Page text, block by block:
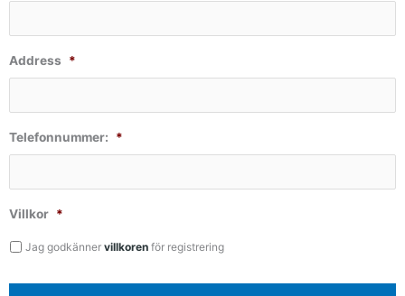
Address *
Telefonnummer: *
Villkor *
Jag godkänner villkoren för registrering